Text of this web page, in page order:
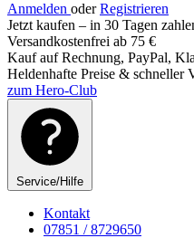
Anmelden oder Registrieren
Jetzt kaufen – in 30 Tagen
Versandkostenfrei ab 75 €
Kauf auf Rechnung, PayPal,
Heldenhafte Preise & schneller
zum Hero-Club
Service/Hilfe
Kontakt
07851 / 8729650